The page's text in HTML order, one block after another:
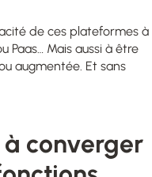
de ces plateformes à
Paas… Mais aussi à être
augmentée. Et sans
converger